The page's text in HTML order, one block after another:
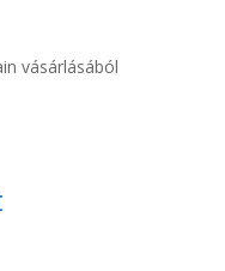
vásárlásából